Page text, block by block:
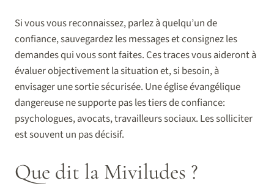
Si vous vous reconnaissez, parlez à quelqu’un de
confiance, sauvegardez les messages et consignez les
demandes qui vous sont faites. Ces traces vous aideront à
évaluer objectivement la situation et, si besoin, à
envisager une sortie sécurisée. Une église évangélique
dangereuse ne supporte pas les tiers de confiance:
psychologues, avocats, travailleurs sociaux. Les solliciter
est souvent un pas décisif.
Que dit la Miviludes ?